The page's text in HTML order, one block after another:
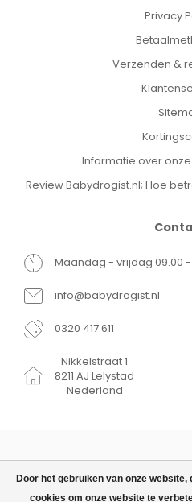
Door het gebruiken van onze
cookies om onze website te
Privacy
Verzenden &
Informatie over
Review Babydrogist.nl; Hoe
Maandag - vrijdag 09.00 -
info@babydrogist.nl
0320 417 611
Nikkelstraat 1
8211 AJ Lelystad
Nederland